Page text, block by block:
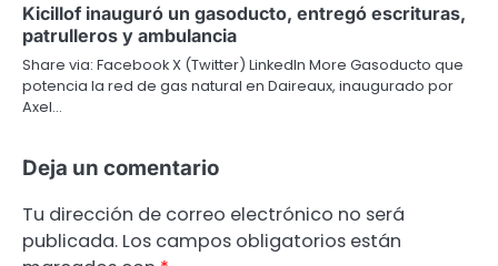
Kicillof inauguró un gasoducto, entregó escrituras,
patrulleros y ambulancia
Share via: Facebook X (Twitter) LinkedIn More Gasoducto que
potencia la red de gas natural en Daireaux, inaugurado por
Axel…
Deja un comentario
Tu dirección de correo electrónico no será
publicada. Los campos obligatorios están